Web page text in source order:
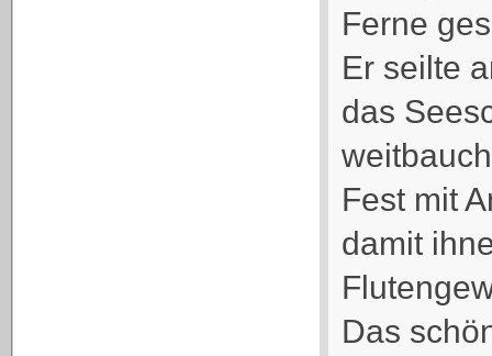
Ferne
Er seilte
das
Fest mit
damit
Das